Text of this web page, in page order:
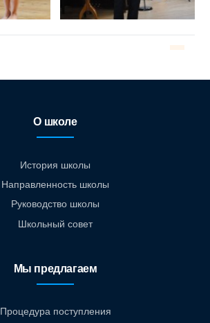
О школе
История школы
Направленность школы
Руководство школы
Школьный совет
Мы предлагаем
Процедура поступления